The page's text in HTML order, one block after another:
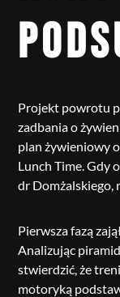
Projekt powrotu
zadbania o
plan żywieniowy
Lunch Time. Gdy
dr Domżalskiego,
Pierwsza fazą
Analizując
stwierdzić, że
motoryką